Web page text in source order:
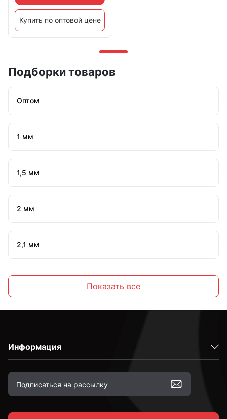
Купить по оптовой цене
Подборки товаров
Оптом
1 мм
1,5 мм
2 мм
2,1 мм
2,4 мм
2,5 мм
Показать все
Информация